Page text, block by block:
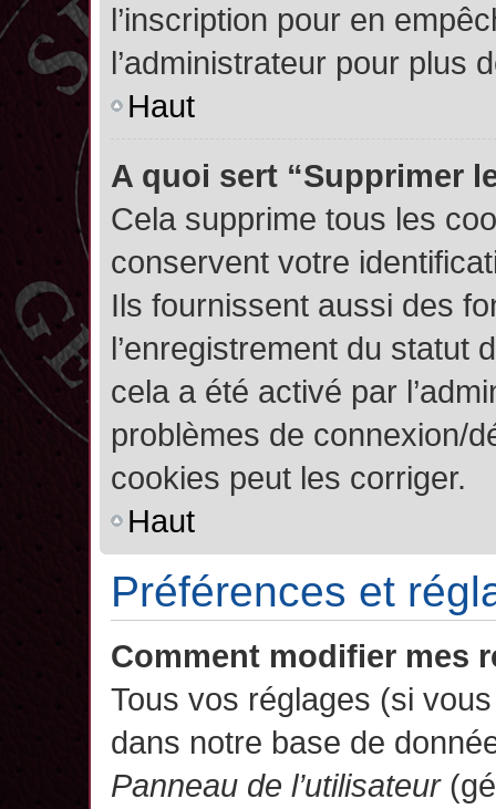
l’inscription pour en
l’administrateur pour plus
Haut
A quoi sert “Supprimer
Cela supprime tous les
conservent votre
Ils fournissent aussi des
l’enregistrement du statut
cela a été activé par
problèmes de connexion/
cookies peut les corriger.
Haut
Préférences et
Comment modifier mes
Tous vos réglages (si
dans notre base de
Panneau de l’utilisateur